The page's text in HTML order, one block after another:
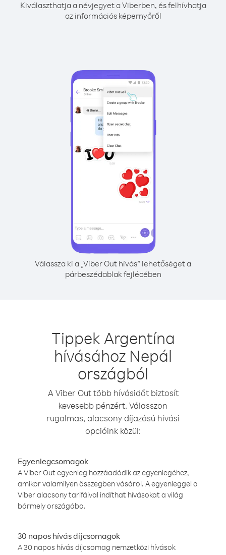
Kiválaszthatja a névjegyet a Viberben, és felhívhatja
az információs képernyőről
Válassza ki a „Viber Out hívás” lehetőséget a
párbeszédablak fejlécében
Tippek Argentína
hívásához Nepál
országból
A Viber Out több hívásidőt biztosít
kevesebb pénzért. Válasszon
rugalmas, alacsony díjazású hívási
opcióink közül:
Egyenlegcsomagok
A Viber Out egyenleg hozzáadódik az egyenlegéhez,
amikor valamilyen összegben vásárol. A egyenleggel a
Viber alacsony tarifáival indíthat hívásokat a világ
bármely országába.
30 napos hívás díjcsomagok
A 30 napos hívás díjcsomag nemzetközi hívások